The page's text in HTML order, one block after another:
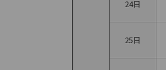
24日
25日